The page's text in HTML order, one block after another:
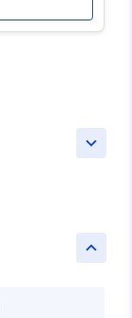
keyboard_arrow_down
keyboard_arrow_up